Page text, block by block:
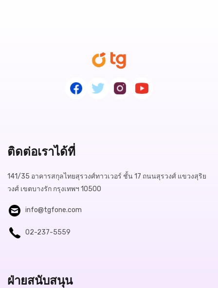
ติดต่อเราได้ที่
141/35 อาคารสกุลไทยสุรวงศ์ทาวเวอร์ ชั้น 17 ถนนสุรวงศ์ แขวงสุริย
วงศ์ เขตบางรัก กรุงเทพฯ 10500
info@tgfone.com
02-237-5559
ฝ่ายสนับสนุน